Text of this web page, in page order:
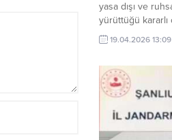
yasa dışı ve
yürüttüğü kararlı
Bozova ilçesinde
düzenledi.
mühimmat ele
Şanlıurfa Valiliği
Müdürlüğü
göre; 17 Nisan...
19.04.2026 13:09